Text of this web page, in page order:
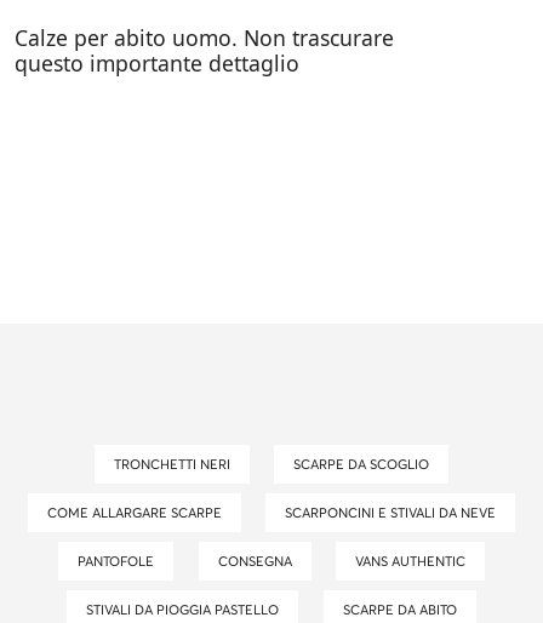
Calze per abito uomo. Non trascurare
questo importante dettaglio
TRONCHETTI NERI SCARPE DA SCOGLIO
COME ALLARGARE SCARPE SCARPONCINI E STIVALI DA NEVE
PANTOFOLE CONSEGNA VANS AUTHENTIC
STIVALI DA PIOGGIA PASTELLO SCARPE DA ABITO